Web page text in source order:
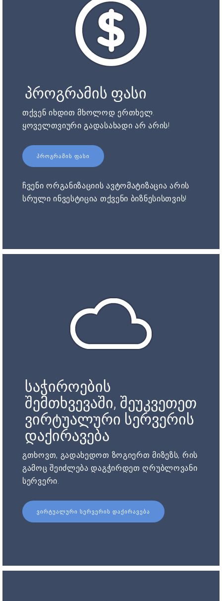
პროგრამის ფასი
თქვენ იხდით მხოლოდ ერთხელ.
ყოველთვიური გადასახადი არ არის!
ᲞᲠᲝᲒᲠᲐᲛᲘᲡ ᲤᲐᲡᲘ
ჩვენი ორგანიზაციის ავტომატიზაცია არის
სრული ინვესტიცია თქვენი ბიზნესისთვის!
საჭიროების
შემთხვევაში, შეუკვეთეთ
ვირტუალური სერვერის
დაქირავება
გთხოვთ, გადახედოთ ზოგიერთ მიზეზს, რის
გამოც შეიძლება დაგჭირდეთ ღრუბლოვანი
სერვერი.
ᲕᲘᲠᲢᲣᲐᲚᲣᲠᲘ ᲡᲔᲠᲕᲔᲠᲘᲡ ᲓᲐᲥᲘᲠᲐᲕᲔᲑᲐ